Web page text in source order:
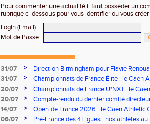
Pour commenter une actualité il faut posséder un
rubrique ci-dessous pour vous identifier ou vous
Login (Email)
:
Mot de Passe :
31/07 >
Direction Birmingham pour Flavie
31/07
>
Championnats de France Élite : le Caen
vous à Albi !
20/07 >
Championnats de France U*NXT : le
Stade Charléty !
20/07 >
Compte-rendu du dernier comité
14/07
>
Open de France 2026 : le Caen Athletic
06/07
>
Pré-France des 4 Ligues : nos athlètes